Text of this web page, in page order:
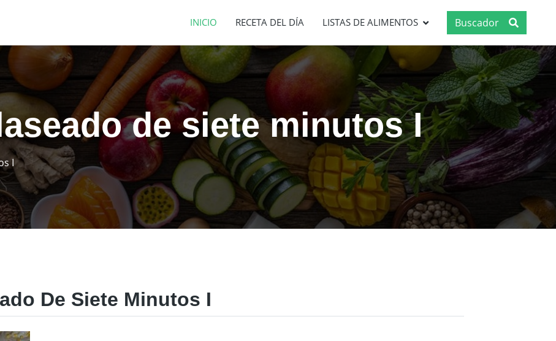
INICIO RECETA DEL DÍA LISTAS DE ALIMENTOS Buscador
de siete minutos I
I
De Siete Minutos I